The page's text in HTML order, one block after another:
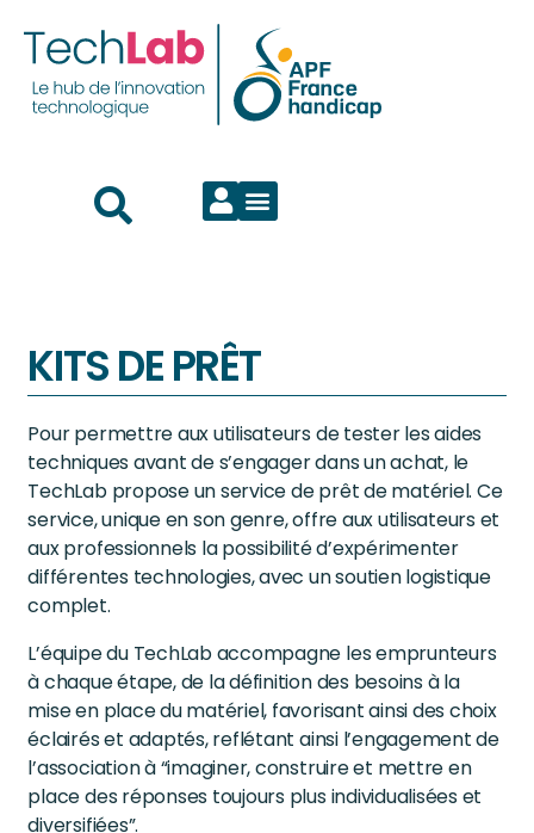
KITS DE PRÊT
Pour permettre aux utilisateurs de tester les aides
techniques avant de s’engager dans un achat, le
TechLab propose un service de prêt de matériel. Ce
service, unique en son genre, offre aux utilisateurs et
aux professionnels la possibilité d’expérimenter
différentes technologies, avec un soutien logistique
complet.
L’équipe du TechLab accompagne les emprunteurs
à chaque étape, de la définition des besoins à la
mise en place du matériel, favorisant ainsi des choix
éclairés et adaptés, reflétant ainsi l’engagement de
l’association à “imaginer, construire et mettre en
place des réponses toujours plus individualisées et
diversifiées”.